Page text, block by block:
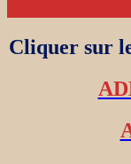
Cliquer sur